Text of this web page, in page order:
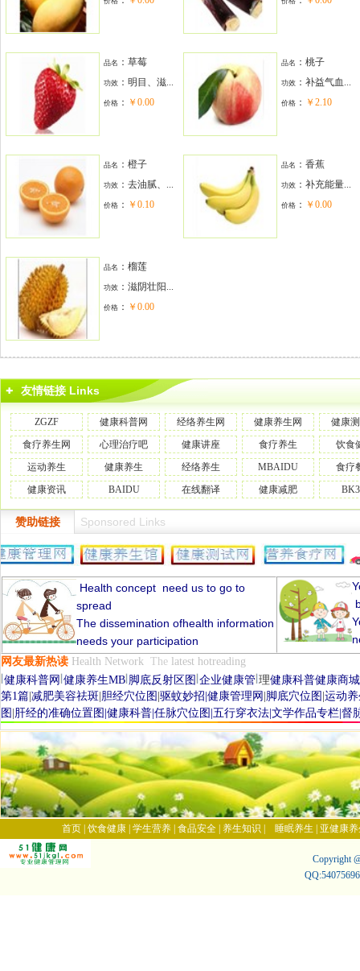
品名 ：草莓
功效 ： 明目、滋...
价格 ： ￥0.00
品名 ：桃子
功效 ： 补益气血...
价格 ： ￥2.10
品名 ：橙子
功效 ： 去油腻、...
价格 ： ￥0.10
品名 ：香蕉
功效 ： 补充能量...
价格 ： ￥0.00
品名 ：榴莲
功效 ： 滋阴壮阳...
价格 ： ￥0.00
友情链接 Links
ZGZF 健康科普网 经络养生网 健康养生网
健康
食疗养生网
心理治疗吧 健康讲座 食疗养生
饮食
运动养生
健康养生 经络养生 MBAIDU
食疗
健康资讯
BAIDU 在线翻译 健康减肥
赞助链接 Sponsored Links
Health concept need us to go to
spread
The dissemination ofhealth information
needs your participation
网友最新热读 Health Network The latest hotreading
健康科普网 健康养生MB 脚底反射区图 企业健康管 理健康科普健康商城
第1篇 减肥美容祛斑 胆经穴位图 驱蚊妙招 健康管理网 脚底穴位 图 运动
图 肝经的准确位置图 健康科普 任脉穴位图 五行穿衣法 文学作品专栏 督
首页 饮食健康 学生营养 食品安全 养生知识 睡眠养生 亚健康
Copyright